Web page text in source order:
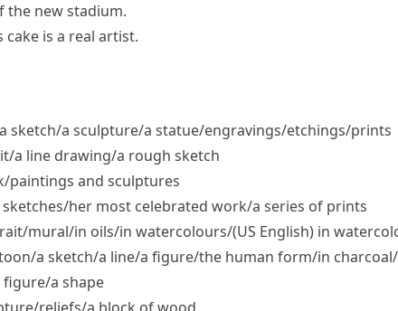
the new stadium.
is a real artist.
sketch/​a sculpture/​a statue/​engravings/​etchings/​prints
​a line drawing/​a rough sketch
and sculptures
​her most celebrated work/​a series of prints
​mural/​in oils/​in watercolours/(US English) in
​a sketch/​a line/​a figure/​the human form/​in
​a shape